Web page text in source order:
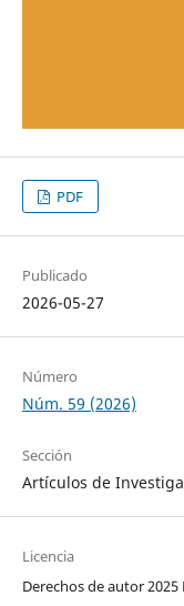
PDF
Publicado
2026-05-27
Número
Núm. 59 (2026)
Sección
Artículos de
Licencia
Derechos de autor